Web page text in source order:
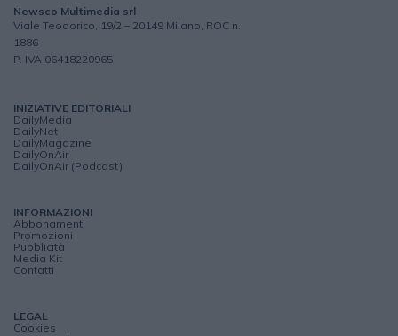
Newsco Multimedia srl
Viale Teodorico, 19/2 – 20149 Milano, ROC n.
1886
P. IVA 06418220965
INIZIATIVE EDITORIALI
DailyMedia
DailyNet
DailyMagazine
DailyOnAir
DailyOnAir (Podcast)
INFORMAZIONI
Abbonamenti
Promozioni
Pubblicità
Media Kit
Contatti
LEGAL
Cookies